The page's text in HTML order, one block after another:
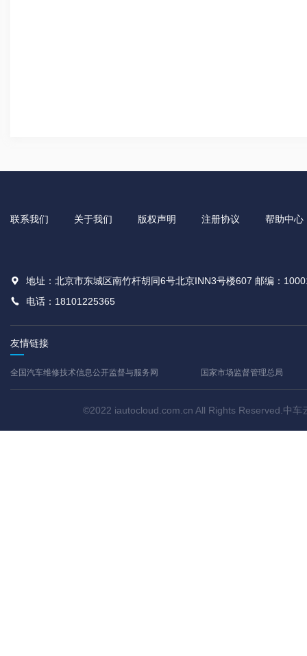
联系我们 关于我们 版权声明 注册协议 帮助中心
地址：北京市东城区南竹杆胡同6号北京INN3号楼607 邮编：
电话：18101225365
友情链接
全国汽车维修技术信息公开监督与服务网 国家市场监督管理总局
©2022 iautocloud.com.cn All Rights Reserved.中